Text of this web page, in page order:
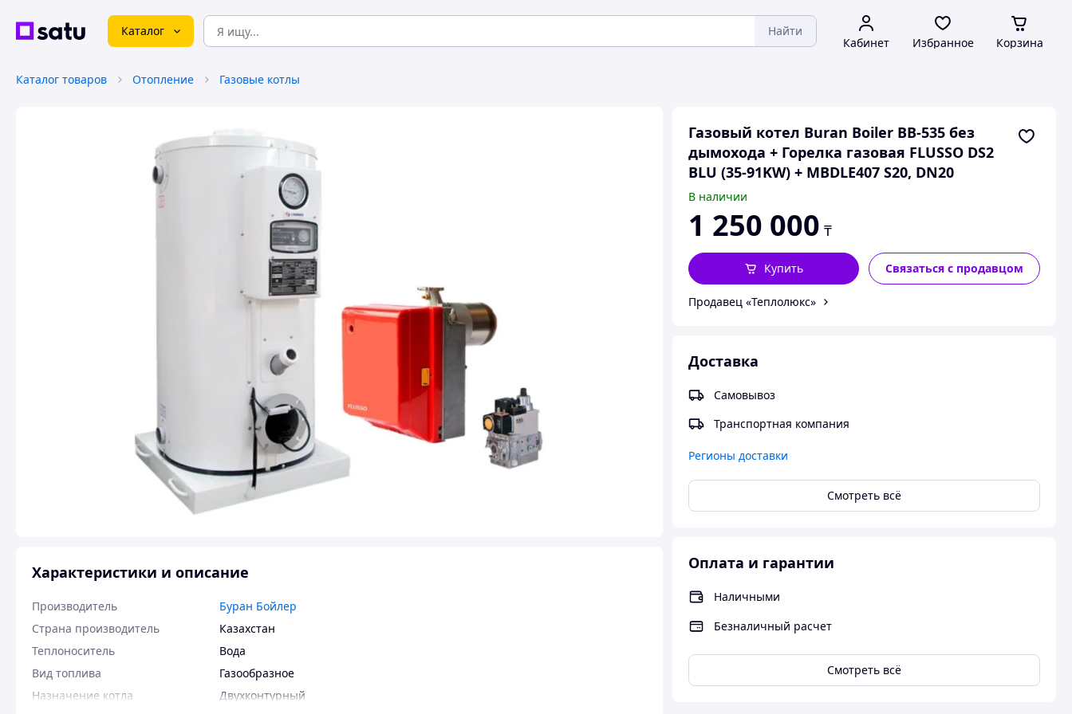
Каталог Найти
Кабинет Избранное Корзина
Каталог товаров Отопление Газовые котлы
Газовый котел Buran Boiler BB-535 без
дымохода + Горелка газовая FLUSSO DS2
BLU (35-91KW) + MBDLE407 S20, DN20
В наличии
1 250 000 ₸
Купить Связаться с продавцом
Продавец «Теплолюкс»
Доставка
Самовывоз
Транспортная компания
Регионы доставки
Смотреть всё
Оплата и гарантии
Наличными
Безналичный расчет
Смотреть всё
Характеристики и описание
Производитель
Буран Бойлер
Страна производитель
Казахстан
Теплоноситель
Вода
Вид топлива
Газообразное
Назначение котла
Двухконтурный